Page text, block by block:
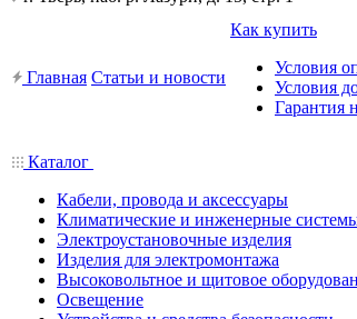
Главная Статьи и новости
Как купить
Условия
Условия
Гарантия
Каталог
Кабели, провода и аксессуары
Климатические и инженерные
Электроустановочные изделия
Изделия для электромонтажа
Высоковольтное и щитовое
Освещение